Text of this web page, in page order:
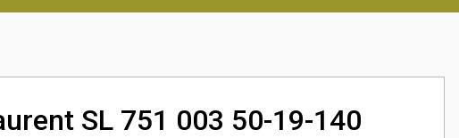
SL 751 003 50-19-140